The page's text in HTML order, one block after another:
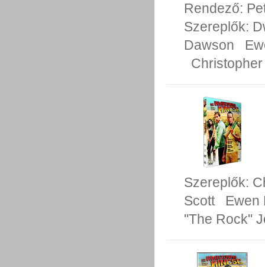
Rendező:
Szereplők:
Dawson
Szereplők:
Scott
Ewen
"The Rock"